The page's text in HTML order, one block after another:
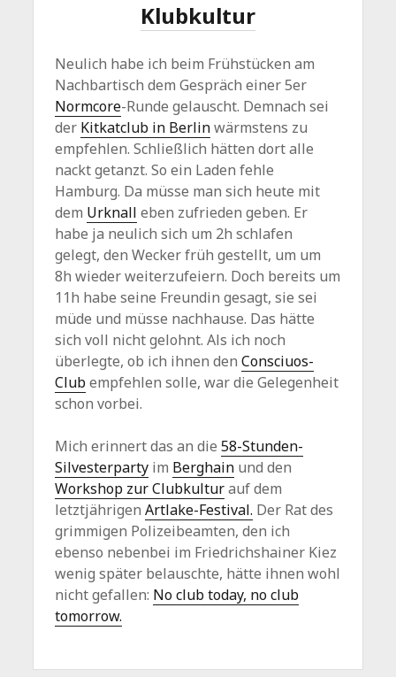
Klubkultur
Neulich habe ich beim Frühstücken am
Nachbartisch dem Gespräch einer 5er
Normcore-Runde gelauscht. Demnach sei
der Kitkatclub in Berlinwärmstens zu
empfehlen. Schließlich hätten dort alle
nackt getanzt. So ein Laden fehle
Hamburg. Da müsse man sich heute mit
dem Urknall eben zufrieden geben. Er
habe ja neulich sich um 2h schlafen
gelegt, den Wecker früh gestellt, um um
8h wieder weiterzufeiern. Doch bereits um
11h habe seine Freundin gesagt, sie sei
müde und müsse nachhause. Das hätte
sich voll nicht gelohnt. Als ich noch
überlegte, ob ich ihnen denConsciuos-
Clubempfehlen solle, war die Gelegenheit
schon vorbei.
Mich erinnert das an die58-Stunden-
Silvesterparty im Berghain und den
Workshop zur Clubkulturauf dem
letztjährigenArtlake-Festival. Der Rat des
grimmigen Polizeibeamten, den ich
ebenso nebenbei im Friedrichshainer Kiez
wenig später belauschte, hätte ihnen wohl
nicht gefallen: No club today, no club
tomorrow.